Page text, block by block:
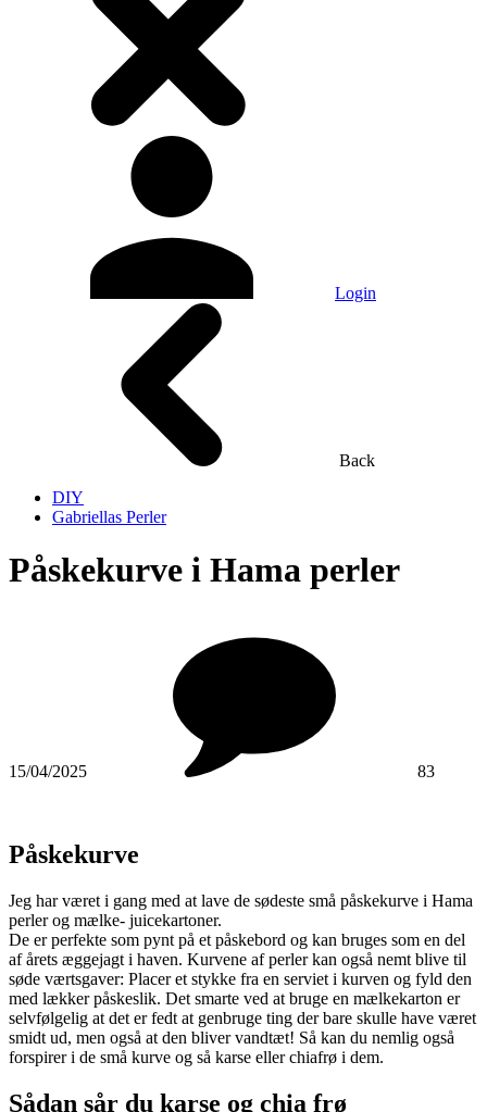
Login
Back
DIY
Gabriellas Perler
Påskekurve i Hama perler
15/04/2025 83
Påskekurve
Jeg har været i gang med at lave de sødeste små påskekurve i Hama
perler og mælke- juicekartoner.
De er perfekte som pynt på et påskebord og kan bruges som en del
af årets æggejagt i haven. Kurvene af perler kan også nemt blive til
søde værtsgaver: Placer et stykke fra en serviet i kurven og fyld den
med lækker påskeslik. Det smarte ved at bruge en mælkekarton er
selvfølgelig at det er fedt at genbruge ting der bare skulle have været
smidt ud, men også at den bliver vandtæt! Så kan du nemlig også
forspirer i de små kurve og så karse eller chiafrø i dem.
Sådan sår du karse og chia frø